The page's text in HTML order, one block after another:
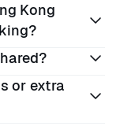
transfer services
You can
and
Kong
licensed
the
for
Kong are
exclusive use
or extra